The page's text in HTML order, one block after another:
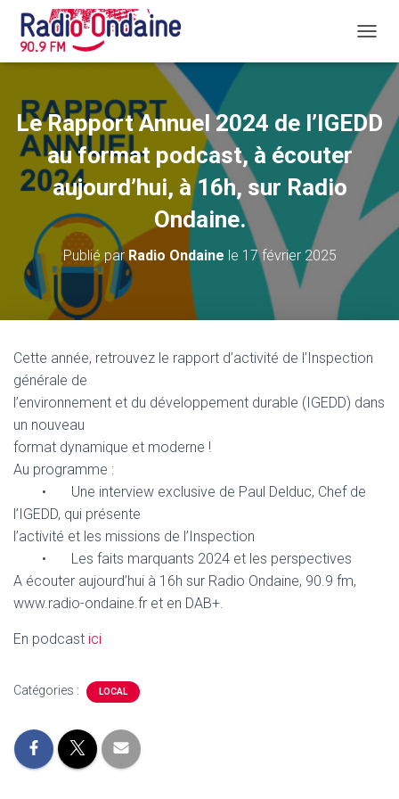
É
I
E
A
N
A
Le Rapport Annuel 2024 de l’IGEDD
au format podcast, à écouter
aujourd’hui, à 16h, sur Radio
Ondaine.
Publié par Radio Ondaine le 17 février 2025
Cette année, retrouvez le rapport d’activité de l’Inspection
générale de
l’environnement et du développement durable (IGEDD) dans
un nouveau
format dynamique et moderne !
Au programme :
• Une interview exclusive de Paul Delduc, Chef de
l’IGEDD, qui présente
l’activité et les missions de l’Inspection
• Les faits marquants 2024 et les perspectives
A écouter aujourd’hui à 16h sur Radio Ondaine, 90.9 fm,
www.radio-ondaine.fr et en DAB+.
En podcast ici
Catégories : LOCAL